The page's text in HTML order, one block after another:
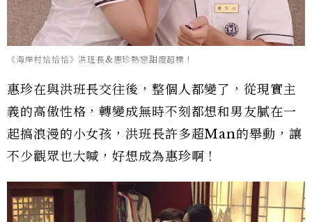
《海岸村恰恰恰》洪班長&惠珍熱戀甜度超標！
惠珍在與洪班長交往後，整個人都變了，從現實主
義的高傲性格，轉變成無時不刻都想和男友膩在一
起搞浪漫的小女孩，洪班長許多超Man的舉動，讓
不少觀眾也大喊，好想成為惠珍啊！